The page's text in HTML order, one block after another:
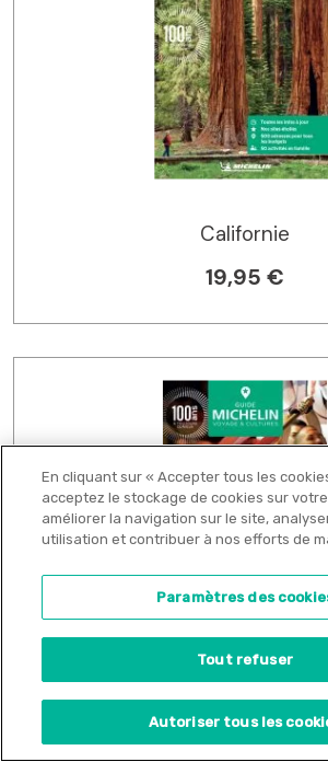
Californie
19,95 €
Languedoc
En cliquant sur « Accepter tous les
acceptez le stockage de cookies sur
améliorer la navigation sur le site,
utilisation et contribuer à nos efforts de
Paramètres des
Tout refuser
Autoriser tous les